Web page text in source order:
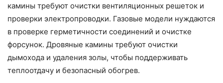
камины требуют очистки вентиляционных решеток и
проверки электропроводки. Газовые модели нуждаются
в проверке герметичности соединений и очистке
форсунок. Дровяные камины требуют очистки
дымохода и удаления золы, чтобы поддерживать
теплоотдачу и безопасный обогрев.